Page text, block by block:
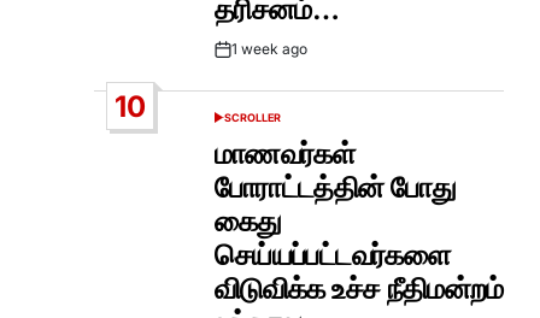
தரிசனம்…
Post1 week ago
10
POSTED
SCROLLER
மாணவர்கள்
போராட்டத்தின் போது
கைது
செய்யப்பட்டவர்களை
விடுவிக்க உச்ச நீதிமன்றம்